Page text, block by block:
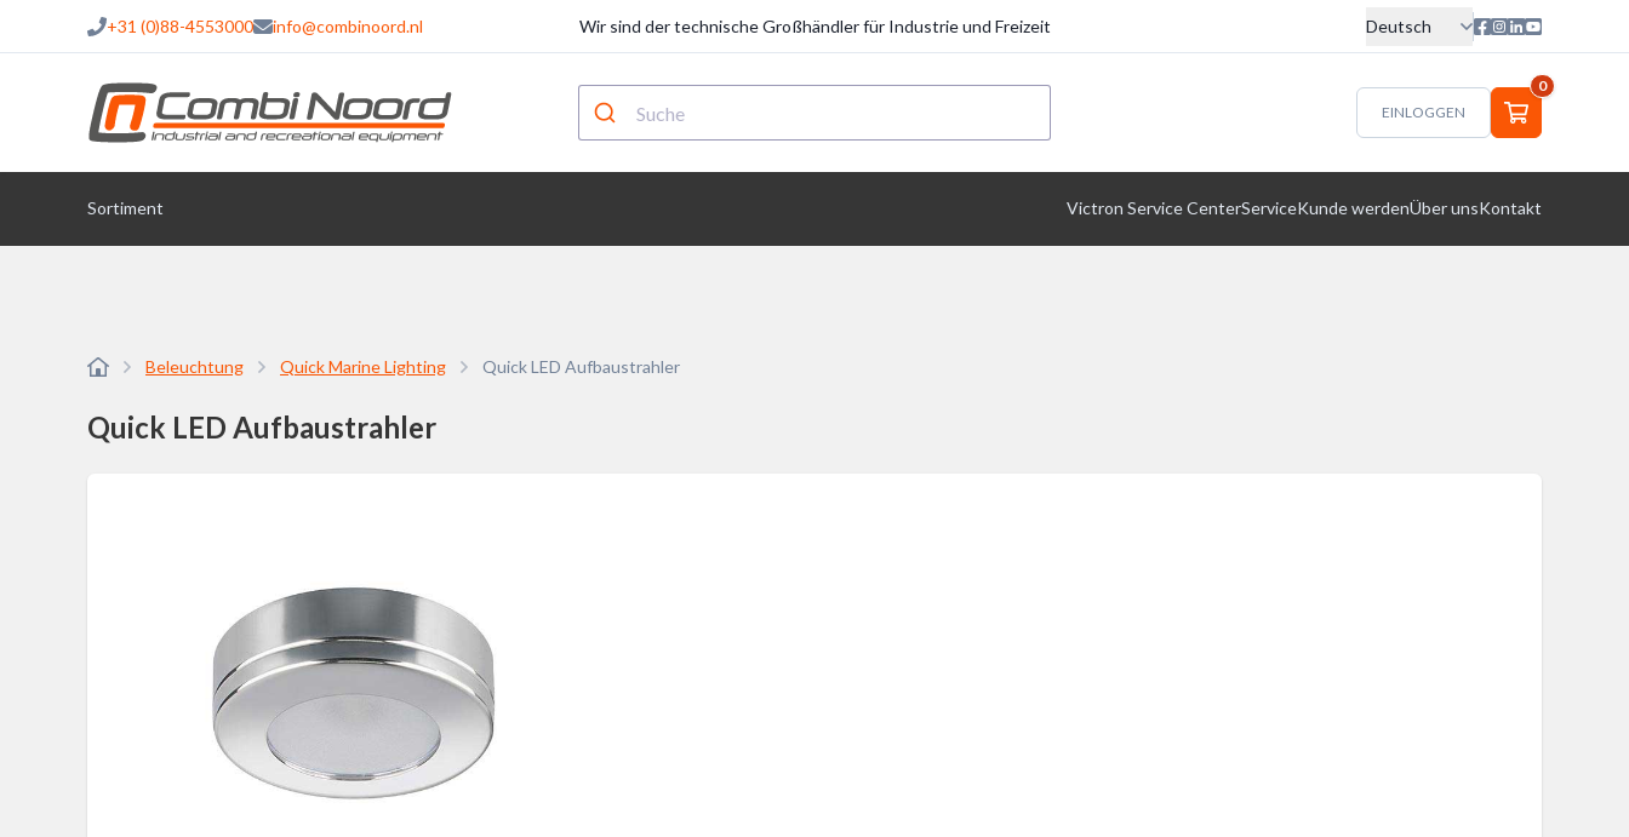
+31 (0)88-4553000 info@combinoord.nl Wir sind der technische Großhändler für Industrie und Freizeit Deutsch
EINLOGGEN
0
Sortiment Victron Service CenterServiceKunde werdenÜber unsKontakt
Beleuchtung Quick Marine Lighting Quick LED Aufbaustrahler
Quick LED Aufbaustrahler